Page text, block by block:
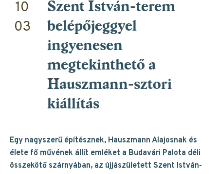
10
03
Szent István-terem
belépőjeggyel
ingyenesen
megtekinthető a
Hauszmann-sztori
kiállítás
Egy nagyszerű építésznek, Hauszmann Alajosnak és
élete fő művének állít emléket a Budavári Palota déli
összekötő szárnyában, az újjászületett Szent István-